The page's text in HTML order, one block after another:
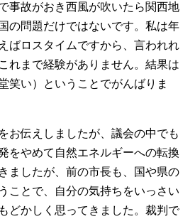
事故がおき西風が吹いたら関西地
の問題だけではないです。私は年
ばロスタイムですから、言われれ
れまで経験がありません。結果は
笑い）ということでがんばりま
お伝えしましたが、議会の中でも
をやめて自然エネルギーへの転換
ましたが、前の市長も、国や県の
ことで、自分の気持ちをいっさい
どかしく思ってきました。裁判で